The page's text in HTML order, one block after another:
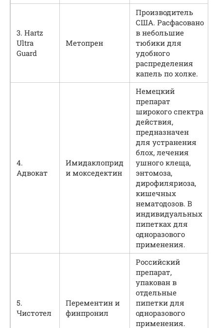
3. Hartz
Ultra
Guard
Метопрен
Производитель
США. Расфасовано
в небольшие
тюбики для
удобного
распределения
капель по холке.
4.
Адвокат
Имидаклоприд
и мокседектин
Немецкий
препарат
широкого спектра
действия,
предназначен
для устранения
блох, лечения
ушного клеща,
энтомоза,
дирофиляриоза,
кишечных
нематодозов. В
индивидуальных
пипетках для
одноразового
применения.
5.
Чистотел
Перементин и
финпронил
Российский
препарат,
упакован в
отдельные
пипетки для
одноразового
применения.